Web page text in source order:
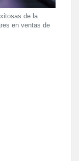
de la
en ventas de